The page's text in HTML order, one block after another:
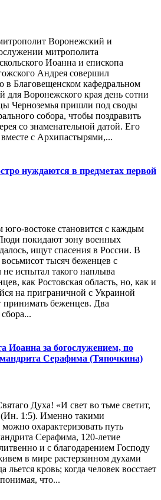
Воронежский и
митрополита
Иоанна и епископа
Андрея совершил
Благовещенском кафедральном
для Воронежского края день сотни
Черноземья пришли под своды
собора, чтобы поздравить
со знаменательной датой. Его
с Архипастырями,...
нуждаются в предметах первой
юго-востоке становится с каждым
покидают зону военных
ищут спасения в России. В
тысяч беженцев с
испытал такого наплыва
как Ростовская область, но, как и
на приграничной с Украиной
принимать беженцев. Два
Иоанна за богослужением, по
Серафима (Тяпочкина)
Духа! «И свет во тьме светит,
1:5). Именно такими
охарактеризовать путь
Серафима, 120-летие
и с благодарением Господу
в мире растерзанном духами
льется кровь; когда человек восстает
что...